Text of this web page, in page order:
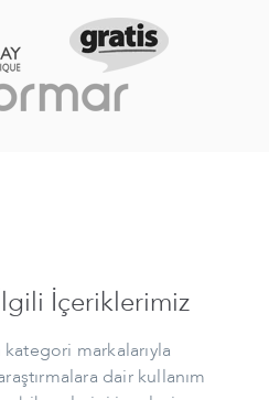
İçeriklerimiz
markalarıyla
dair kullanım